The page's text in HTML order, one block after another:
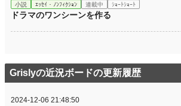
小説 ｴｯｾｲ・ﾉﾝﾌｨｸｼｮﾝ 連載中 ｼｮｰﾄｼｮｰﾄ
ドラマのワンシーンを作る
Grislyの近況ボードの更新履歴
2024-12-06 21:48:50